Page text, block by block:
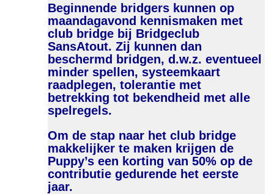
Beginnende bridgers kunnen op
maandagavond kennismaken met
club bridge bij Bridgeclub
SansAtout. Zij kunnen dan
beschermd bridgen, d.w.z. eventueel
minder spellen, systeemkaart
raadplegen, tolerantie met
betrekking tot bekendheid met alle
spelregels.
Om de stap naar het club bridge
makkelijker te maken krijgen de
Puppy’s een korting van 50% op de
contributie gedurende het eerste
jaar.